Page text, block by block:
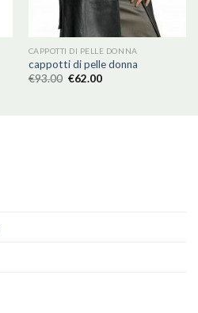
CAPPOTTI DI PELLE DONNA
cappotti di pelle donna
€93.00 €62.00